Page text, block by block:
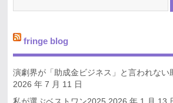
fringe blog
演劇界が「助成金ビジネス」と言われない
2026 年 7 月 11 日